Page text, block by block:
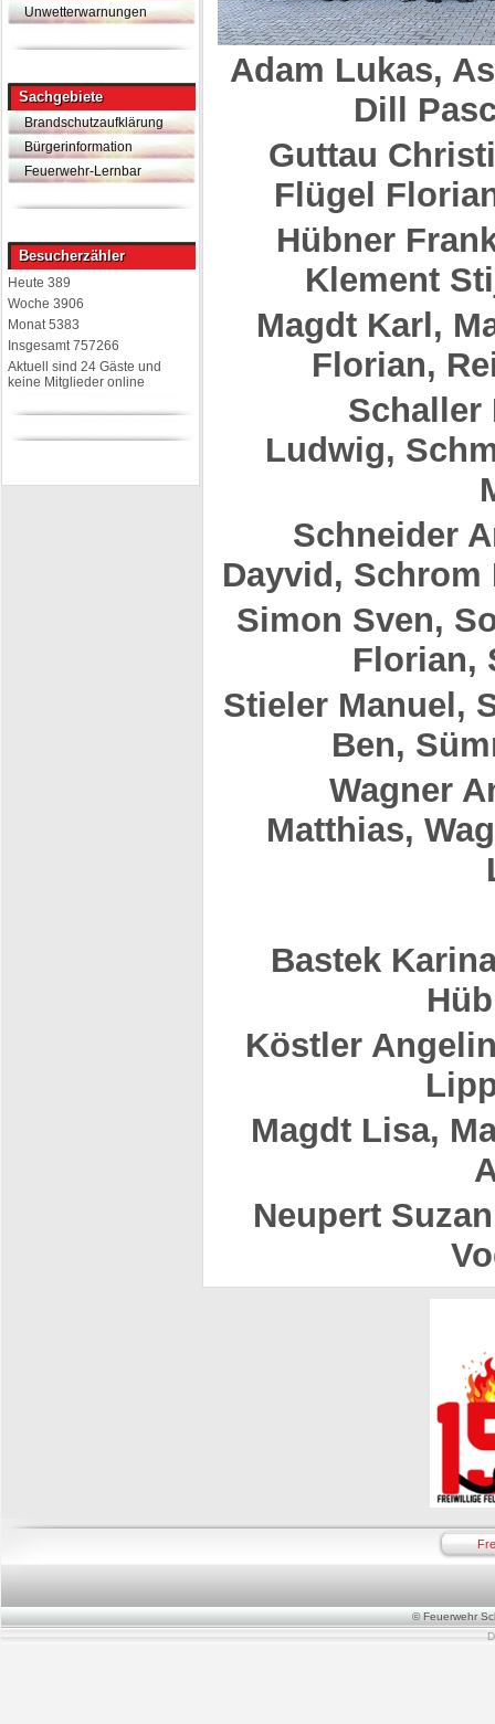
Unwetterwarnungen
Sachgebiete
Brandschutzaufklärung
Bürgerinformation
Feuerwehr-Lernbar
Besucherzähler
Heute 389
Woche 3906
Monat5383
Insgesamt757266
Aktuell sind 24 Gäste und
keine Mitglieder online
Adam Lukas,
Dill
Guttau
Flügel
Hübner
Klement
Magdt Karl,
Florian,
Schaller
Ludwig,
Schneider
Dayvid,
Simon Sven,
Florian,
Stieler Manuel,
Ben,
Wagner
Matthias,
Bastek
Köstler
Magdt Lisa,
Neupert
© Feuerwehr